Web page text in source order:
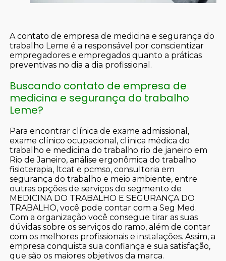
A contato de empresa de medicina e segurança do
trabalho Leme é a responsável por conscientizar
empregadores e empregados quanto a práticas
preventivas no dia a dia profissional.
Buscando contato de empresa de
medicina e segurança do trabalho
Leme?
Para encontrar clínica de exame admissional,
exame clínico ocupacional, clínica médica do
trabalho e medicina do trabalho rio de janeiro em
Rio de Janeiro, análise ergonômica do trabalho
fisioterapia, ltcat e pcmso, consultoria em
segurança do trabalho e meio ambiente, entre
outras opções de serviços do segmento de
MEDICINA DO TRABALHO E SEGURANÇA DO
TRABALHO, você pode contar com a Seg Med.
Com a organização você consegue tirar as suas
dúvidas sobre os serviços do ramo, além de contar
com os melhores profissionais e instalações. Assim, a
empresa conquista sua confiança e sua satisfação,
que são os maiores objetivos da marca.